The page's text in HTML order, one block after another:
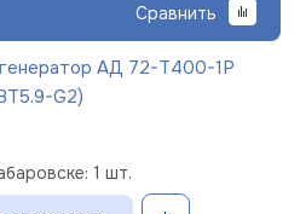
Сравнить
АД 72-Т400-1Р
G2)
1 шт.